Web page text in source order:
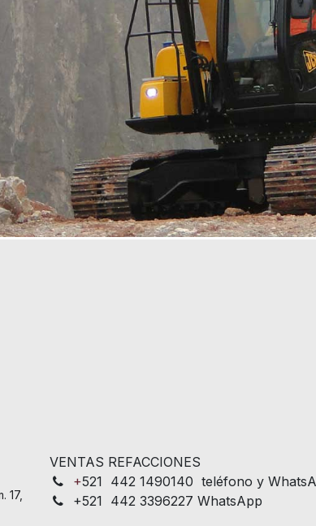
17,
VENTAS REFACCIONES
+521 442 1490140 teléfono y
+521 442 3396227 WhatsApp